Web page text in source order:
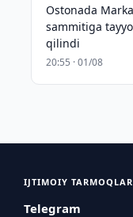
Ostonada
sammitiga
qilindi
20:55 · 01/08
IJTIMOIY TARMOQLAR
Telegram